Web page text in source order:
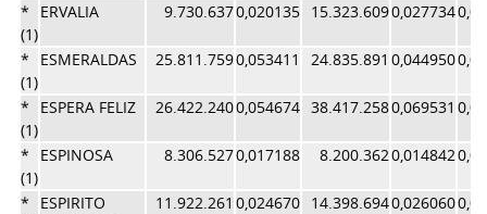
*
(1)
ERVALIA 9.730.6370,020135 15.323.6090,027734
*
(1)
ESMERALDAS 25.811.7590,053411 24.835.891 0,044950
*
(1)
ESPERA FELIZ 26.422.2400,054674 38.417.2580,069531
*
(1)
ESPINOSA 8.306.5270,017188 8.200.3620,014842
*
ESPIRITO
11.922.261 0,024670 14.398.6940,026060